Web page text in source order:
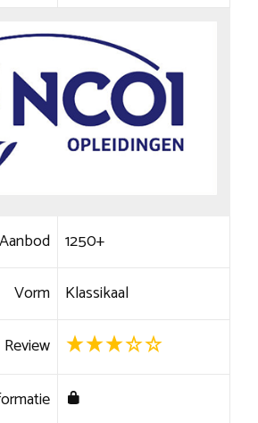
Aanbod 1250+
Vorm Klassikaal
Review